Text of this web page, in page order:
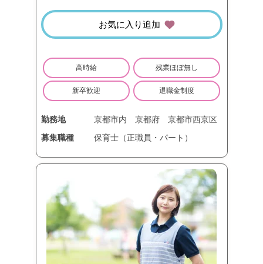
お気に入り追加
高時給 残業ほぼ無し
新卒歓迎 退職金制度
勤務地 京都市内 京都府
京都市西京区
募集職種
保育士（正職員・パート）